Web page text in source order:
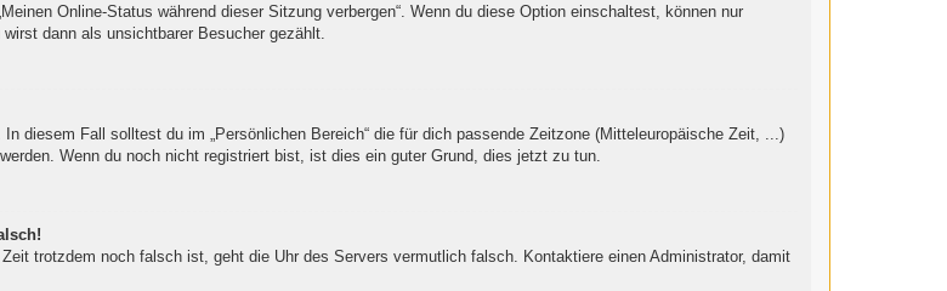
Online-Status während dieser Sitzung verbergen“. Wenn du diese Option einschaltest, können nur
dann als unsichtbarer Besucher gezählt.
diesem Fall solltest du im „Persönlichen Bereich“ die für dich passende Zeitzone (Mitteleuropäische Zeit, ...)
Wenn du noch nicht registriert bist, ist dies ein guter Grund, dies jetzt zu tun.
trotzdem noch falsch ist, geht die Uhr des Servers vermutlich falsch. Kontaktiere einen Administrator, damit